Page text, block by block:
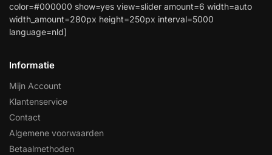
color=#000000 show=yes view=slider amount=6 width=auto
width_amount=280px height=250px interval=5000
language=nld]
Informatie
Mijn Account
Klantenservice
Contact
Algemene voorwaarden
Betaalmethoden